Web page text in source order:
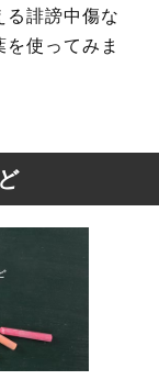
る誹謗中傷な
を使ってみま